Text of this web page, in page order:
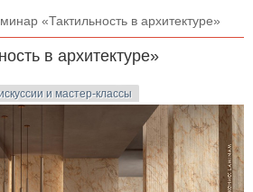
«Тактильность в архитектуре»
в архитектуре»
и мастер-классы